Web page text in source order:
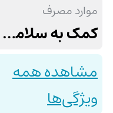
موارد مصرف
کمک به سلامت سیستم بینایی
مشاهده همه
ویژگی‌ها